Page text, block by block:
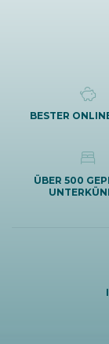
BESTER
ÜBER 500